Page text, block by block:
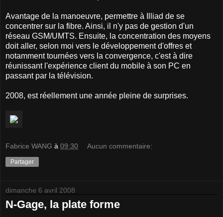
Avantage de la manoeuvre, permettre à Illiad de se
concentrer sur la fibre. Ainsi, il n'y pas de gestion d'un
réseau GSM/UMTS. Ensuite, la concentration des moyens
doit aller, selon moi vers le développement d'offres et
notamment tournées vers la convergence, c'est à dire
réunissant l'expérience client du mobile à son PC en
passant par la télévision.
2008, est réellement une année pleine de surprises.
Fabrice WANG à 09:30 Aucun commentaire:
Partager
dimanche 6 avril 2008
N-Gage, la plate forme